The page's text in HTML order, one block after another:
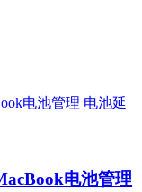
电池管理